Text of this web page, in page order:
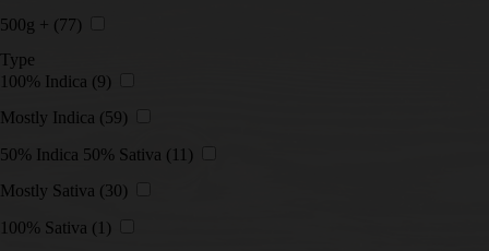
500g + (77)
Type
100% Indica (9)
Mostly Indica (59)
50% Indica 50% Sativa (11)
Mostly Sativa (30)
100% Sativa (1)